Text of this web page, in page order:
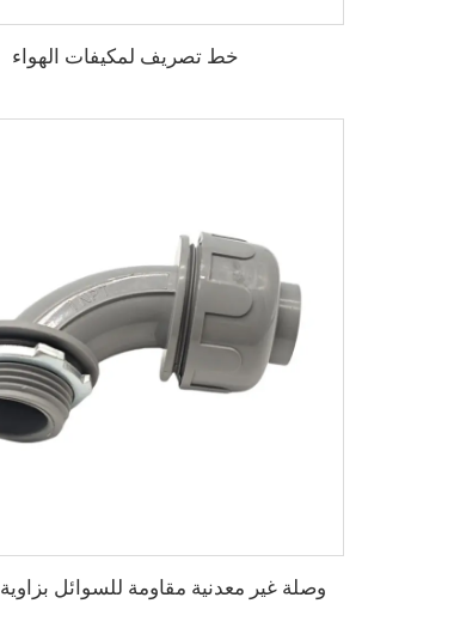
خط تصريف لمكيفات الهواء
وصلة غير معدنية مقاومة للسوائل بزاوية 90 درجة